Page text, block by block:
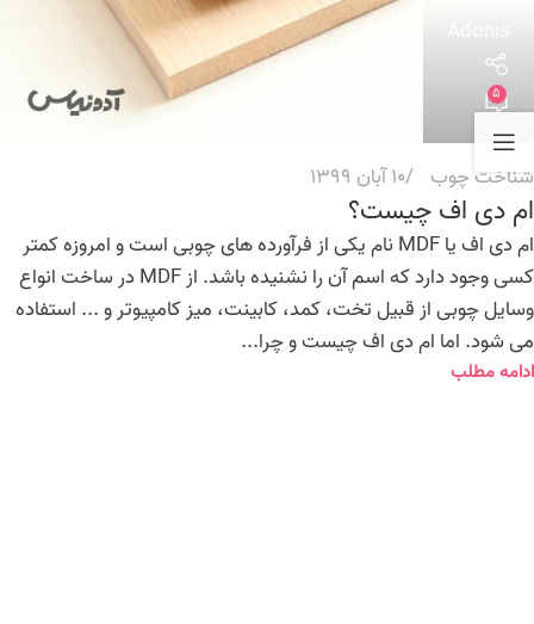
5
شناخت چوب 10 آبان 1399
ام دی اف چیست؟
ام دی اف یا MDF نام یکی از فرآورده های چوبی است و امروزه کمتر
کسی وجود دارد که اسم آن را نشنیده باشد. از MDF در ساخت انواع
وسایل چوبی از قبیل تخت، کمد، کابینت، میز کامپیوتر و ... استفاده
می شود. اما ام دی اف چیست و چرا...
ادامه مطلب